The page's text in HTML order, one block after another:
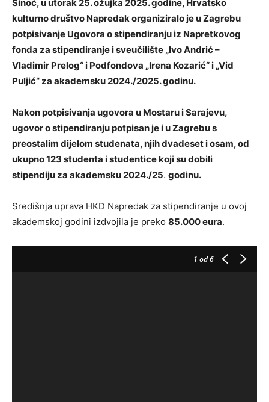
Sinoć, u utorak 25. ožujka 2025. godine, Hrvatsko
kulturno društvo Napredak organiziralo je u Zagrebu
potpisivanje Ugovora o stipendiranju iz Napretkovog
fonda za stipendiranje i sveučilište „Ivo Andrić –
Vladimir Prelog“ i Podfondova „Irena Kozarić“ i „Vid
Puljić“ za akademsku 2024./2025. godinu.
Nakon potpisivanja ugovora u MostaruiSarajevu,
ugovor o stipendiranju potpisan je i u Zagrebu s
preostalim dijelom studenata, njih dvadeset i osam, od
ukupno123 studenta i studentice koji su dobili
stipendiju za akademsku 2024./25. godinu.
Središnja uprava HKD Napredak za stipendiranje u ovoj
akademskoj godini izdvojila je preko 85.000 eura.
1 od 6